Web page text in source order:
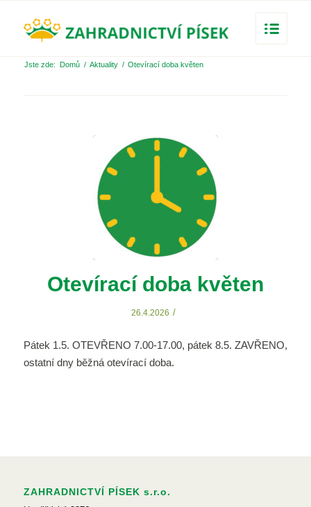
Jste zde: Domů / Aktuality / Otevírací doba květen
Otevírací doba květen
26.4.2026 /
Pátek 1.5. OTEVŘENO 7.00-17.00, pátek 8.5. ZAVŘENO,
ostatní dny běžná otevírací doba.
ZAHRADNICTVÍ PÍSEK s.r.o.